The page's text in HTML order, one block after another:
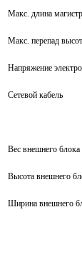
Макс. длина
Макс. перепад
Напряжение
Сетевой кабель
Вес внешнего блока
Высота внешнего
Ширина внешнего